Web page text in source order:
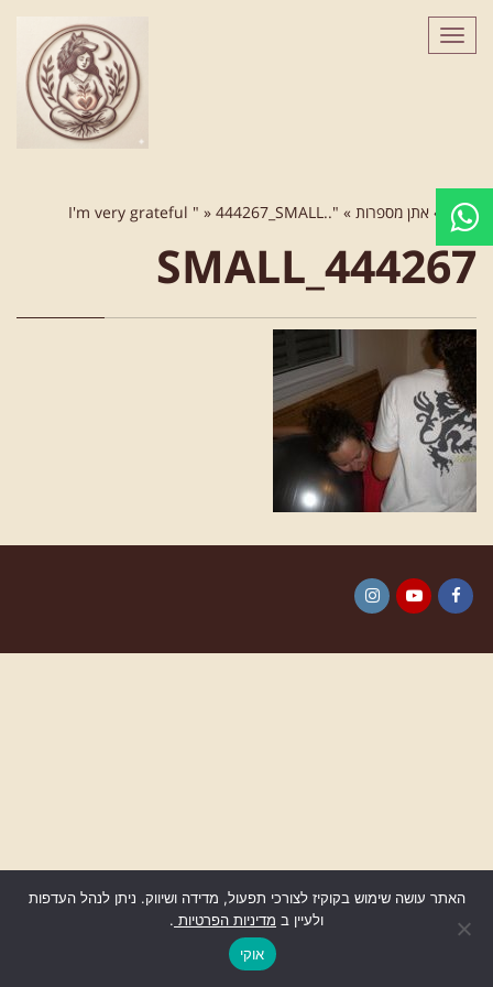
לתוכן
תפריט
ראשי » אתן מספרות »
"..I'm very grateful "
» 444267_SMALL
444267_SMALL
גלילה
האתר עושה שימוש בקוקיז לצורכי תפעול, מדידה ושיווק. ניתן לנהל העדפות
ולעיין ב מדיניות הפרטיות .
אוקי